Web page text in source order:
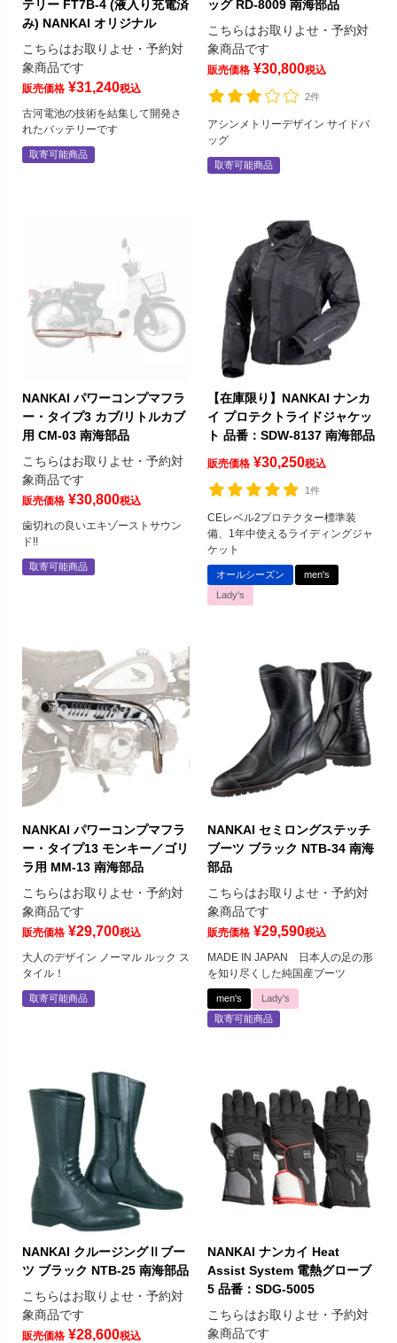
テリー FT7B-4 (液入り充電済
み) NANKAI オリジナル
こちらはお取りよせ・予約対
象商品です
販売価格 ¥31,240税込
古河電池の技術を結集して開発さ
れたバッテリーです
取寄可能商品
ッグ RD-8009 南海部品
こちらはお取りよせ・予約対
象商品です
販売価格 ¥30,800税込
2件
アシンメトリーデザイン サイドバ
ッグ
取寄可能商品
NANKAI パワーコンプマフラ
ー・タイプ3 カブ/リトルカブ
用 CM-03 南海部品
こちらはお取りよせ・予約対
象商品です
販売価格 ¥30,800税込
歯切れの良いエキゾーストサウン
ド!!
取寄可能商品
【在庫限り】NANKAI ナンカ
イ プロテクトライドジャケッ
ト 品番：SDW-8137 南海部品
販売価格 ¥30,250税込
1件
CEレベル2プロテクター標準装
備、1年中使えるライディングジャ
ケット
オールシーズン
men's
Lady's
NANKAI パワーコンプマフラ
ー・タイプ13 モンキー／ゴリ
ラ用 MM-13 南海部品
こちらはお取りよせ・予約対
象商品です
販売価格 ¥29,700税込
大人のデザイン ノーマル ルック ス
タイル！
取寄可能商品
NANKAI セミロングステッチ
ブーツ ブラック NTB-34 南海
部品
こちらはお取りよせ・予約対
象商品です
販売価格 ¥29,590税込
MADE IN JAPAN 日本人の足の形
を知り尽くした純国産ブーツ
men's
Lady's
取寄可能商品
NANKAI クルージングⅡブー
ツ ブラック NTB-25 南海部品
こちらはお取りよせ・予約対
象商品です
販売価格 ¥28,600税込
NANKAI ナンカイ Heat
Assist System 電熱グローブ
5 品番：SDG-5005
こちらはお取りよせ・予約対
象商品です